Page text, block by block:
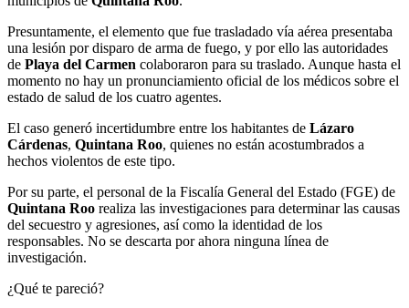
Presuntamente, el elemento que fue trasladado vía aérea presentaba
una lesión por disparo de arma de fuego, y por ello las autoridades
de Playa del Carmen colaboraron para su traslado. Aunque hasta el
momento no hay un pronunciamiento oficial de los médicos sobre el
estado de salud de los cuatro agentes.
El caso generó incertidumbre entre los habitantes de Lázaro
Cárdenas, Quintana Roo, quienes no están acostumbrados a
hechos violentos de este tipo.
Por su parte, el personal de la Fiscalía General del Estado (FGE) de
Quintana Roo realiza las investigaciones para determinar las causas
del secuestro y agresiones, así como la identidad de los
responsables. No se descarta por ahora ninguna línea de
investigación.
¿Qué te pareció?